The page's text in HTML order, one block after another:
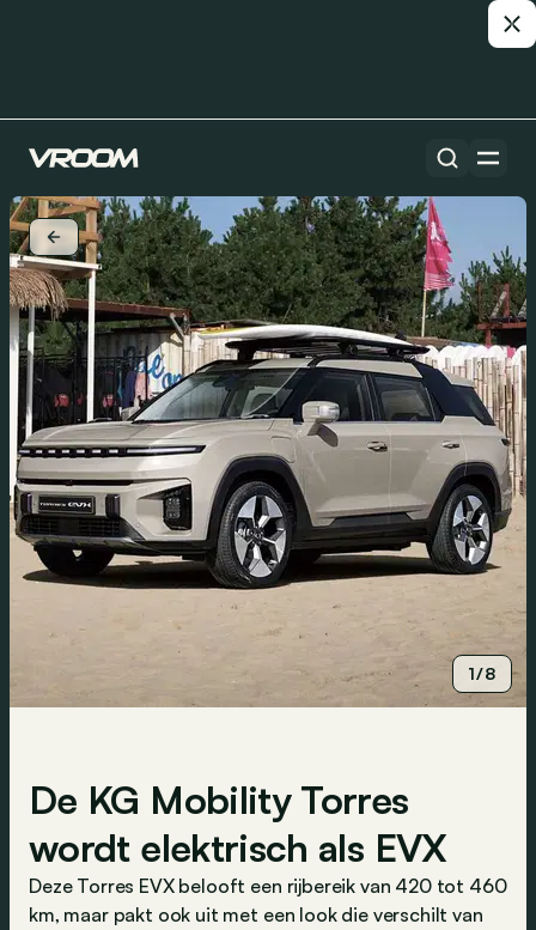
1/8
De KG Mobility Torres
wordt elektrisch als EVX
Deze Torres EVX belooft een rijbereik van 420 tot 460
km, maar pakt ook uit met een look die verschilt van